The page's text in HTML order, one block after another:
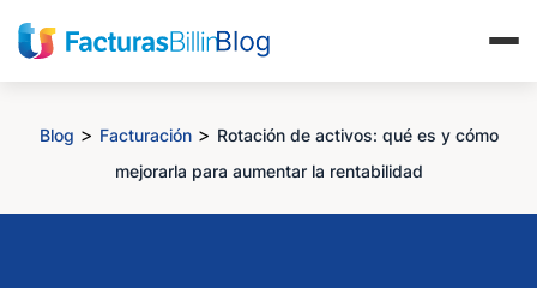
Blog > Facturación> Rotación de activos: qué es y cómo
mejorarla para aumentar la rentabilidad